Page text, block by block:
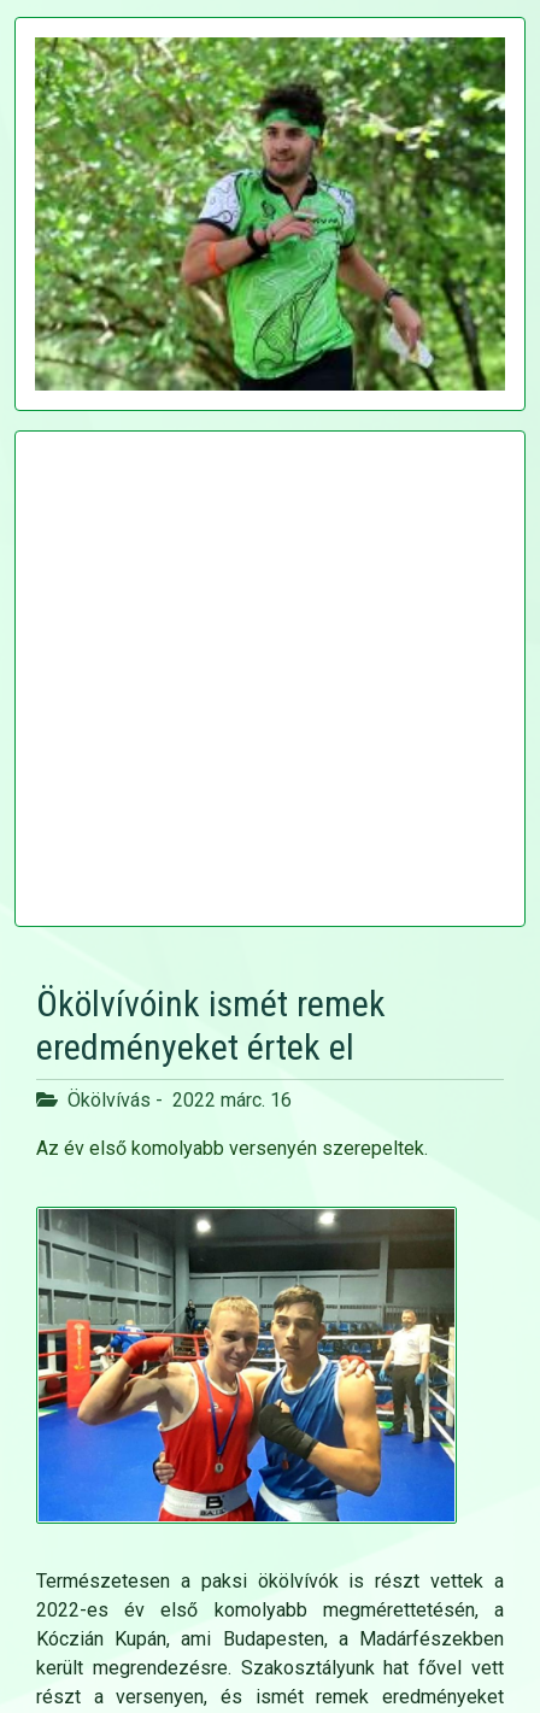
Ökölvívóink ismét remek
eredményeket értek el
Ökölvívás - 2022 márc. 16
Az év első komolyabb versenyén szerepeltek.
Természetesen a paksi ökölvívók is részt vettek a
2022-es év első komolyabb megmérettetésén, a
Kóczián Kupán, ami Budapesten, a Madárfészekben
került megrendezésre. Szakosztályunk hat fővel vett
részt a versenyen, és ismét remek eredményeket